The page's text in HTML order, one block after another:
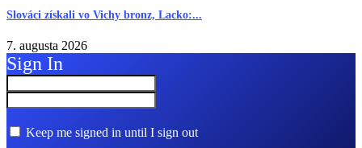
Slováci získali vo Vichy bronz, Lacko:...
7. augusta 2026
Sign In
Keep me signed in until I sign out